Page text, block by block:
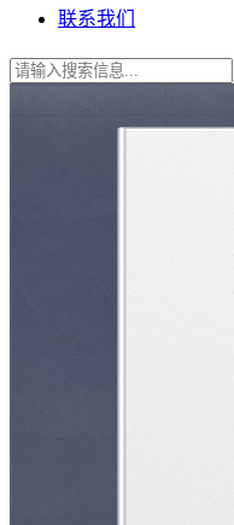
联系我们